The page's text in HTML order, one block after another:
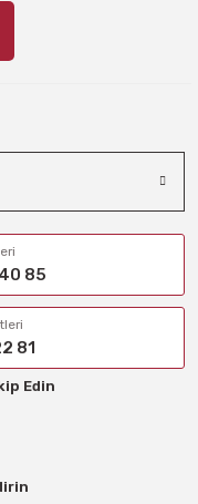
85
81
Edin